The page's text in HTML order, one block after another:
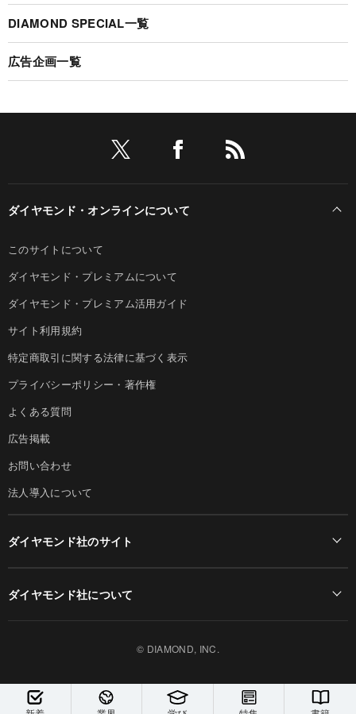
DIAMOND SPECIAL一覧
広告企画一覧
ダイヤモンド・オンラインについて
このサイトについて
ダイヤモンド・プレミアムについて
ダイヤモンド・プレミアム活用ガイド
サイト利用規約
特定商取引に関する法律に基づく表示
プライバシーポリシー・著作権
よくある質問
広告掲載
お問い合わせ
法人導入について
ダイヤモンド社のサイト
書籍オンライン
ダイヤモンド社について
採用情報
© DIAMOND, INC.